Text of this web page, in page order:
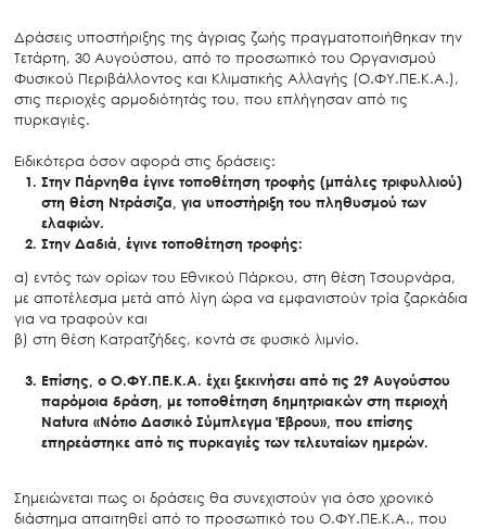
Δράσεις υποστήριξης της άγριας ζωής πραγματοποιήθηκαν την
Τετάρτη, 30 Αυγούστου, από το προσωπικό του Οργανισμού
Φυσικού Περιβάλλοντος και Κλιματικής Αλλαγής (Ο.ΦΥ.ΠΕ.Κ.Α.),
στις περιοχές αρμοδιότητάς του, που επλήγησαν από τις
πυρκαγιές.
Ειδικότερα όσον αφορά στις δράσεις:
Στην ​Πάρνηθα έγινε τοποθέτηση τροφής (μπάλες τριφυλλιού)
στη θέση Ντράσιζα, για υποστήριξη του πληθυσμού των
ελαφιών.
Στην Δαδιά, έγινε τοποθέτηση τροφής:
α) εντός των ορίων του Εθνικού Πάρκου, στη θέση Τσουρνάρα,
με αποτέλεσμα μετά από λίγη ώρα να εμφανιστούν τρία ζαρκάδια
για να τραφούν και
β) στη θέση Κατρατζήδες, κοντά σε φυσικό λιμνίο.
Επίσης, ο Ο.ΦΥ.ΠΕ.Κ.Α. έχει ξεκινήσει από τις 29 Αυγούστου
παρόμοια δράση, με τοποθέτηση δημητριακών στη περιοχή
Natura «Νότιο Δασικό Σύμπλεγμα Έβρου», που επίσης
επηρεάστηκε από τις πυρκαγιές των τελευταίων ημερών.
Σημειώνεται πως οι δράσεις θα συνεχιστούν για όσο χρονικό
διάστημα απαιτηθεί από το προσωπικό του Ο.ΦΥ.ΠΕ.Κ.Α., που